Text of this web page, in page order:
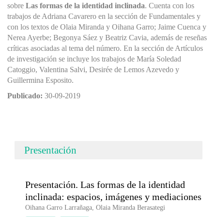
sobre Las formas de la identidad inclinada. Cuenta con los
trabajos de Adriana Cavarero en la sección de Fundamentales y
con los textos de Olaia Miranda y Oihana Garro; Jaime Cuenca y
Nerea Ayerbe; Begonya Sáez y Beatriz Cavia, además de reseñas
críticas asociadas al tema del número. En la sección de Artículos
de investigación se incluye los trabajos de María Soledad
Catoggio, Valentina Salvi, Desirée de Lemos Azevedo y
Guillermina Esposito.
Publicado: 30-09-2019
Presentación
Presentación. Las formas de la identidad
inclinada: espacios, imágenes y mediaciones
Oihana Garro Larrañaga, Olaia Miranda Berasategi